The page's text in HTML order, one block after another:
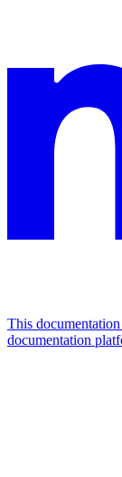
This
documentation